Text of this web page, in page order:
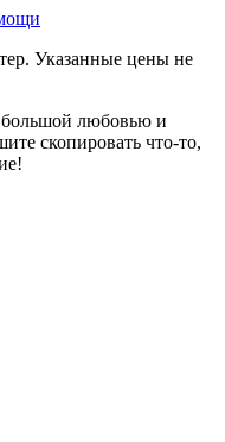
Указанные цены не
большой любовью и
скопировать что-то,